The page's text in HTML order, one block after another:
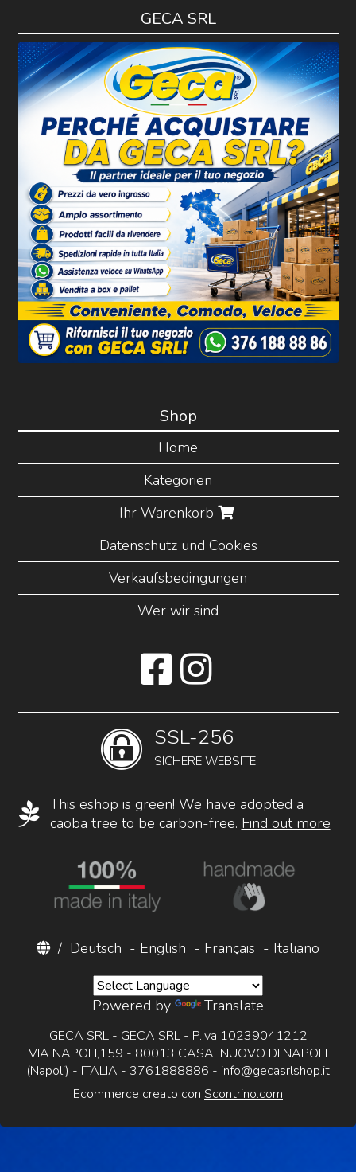
GECA SRL
Shop
Home
Kategorien
Ihr Warenkorb
Datenschutz und Cookies
Verkaufsbedingungen
Wer wir sind
SSL-256
SICHERE WEBSITE
This eshop is green! We have adopted a
caoba tree to be carbon-free. Find out more
/ Deutsch - English - Français - Italiano
Powered by Translate
GECA SRL - GECA SRL - P.Iva 10239041212
VIA NAPOLI,159 - 80013 CASALNUOVO DI NAPOLI
(Napoli) - ITALIA - 3761888886 - info@gecasrlshop.it
Ecommerce creato con Scontrino.com